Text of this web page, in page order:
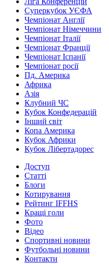
Суперкубок УЄФА
Чемпіонат Англії
Чемпіонат Німеччини
Чемпіонат Італії
Чемпіонат Франції
Чемпіонат Іспанії
Чемпіонат росії
Пд. Америка
Африка
Азія
Клубний ЧС
Кубок Конфедерацій
Інший світ
Копа Америка
Кубок Африки
Кубок Лібертадорес
Доступ
Статті
Блоги
Котирування
Рейтинг IFFHS
Кращі голи
Фото
Відео
Спортивні новини
Футбольні новини
Контакти